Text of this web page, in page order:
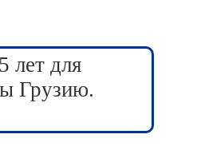
лет для
Грузию.